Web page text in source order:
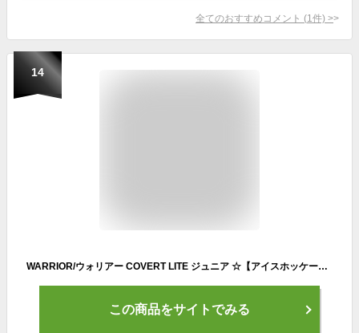
全てのおすすめコメント (1 件) >
14
WARRIOR/ウォリアー COVERT LITE ジュニア ☆【アイスホッケーグローブ】 2023-2024
この商品をサイトでみる